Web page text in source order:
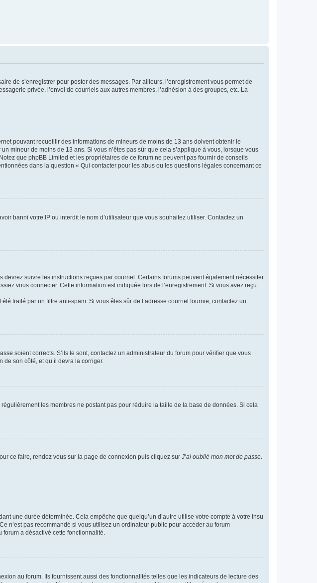
de s’enregistrer pour poster des messages. Par ailleurs, l’enregistrement vous permet de
privée, l’envoi de courriels aux autres membres, l’adhésion à des groupes, etc. La
pouvant recueillir des informations de mineurs de moins de 13 ans doivent obtenir le
mineur de moins de 13 ans. Si vous n’êtes pas sûr que cela s’applique à vous, lorsque vous
que phpBB Limited et les propriétaires de ce forum ne peuvent pas fournir de conseils
dans la question « Qui contacter pour les abus ou les questions légales concernant ce
banni votre IP ou interdit le nom d’utilisateur que vous souhaitez utiliser. Contactez un
suivre les instructions reçues par courriel. Certains forums peuvent également nécessiter
vous connecter. Cette information est indiquée lors de l’enregistrement. Si vous avez reçu
traité par un filtre anti-spam. Si vous êtes sûr de l’adresse courriel fournie, contactez un
soient corrects. S’ils le sont, contactez un administrateur du forum pour vérifier que vous
son côté, et qu’il devra la corriger.
les membres ne postant pas pour réduire la taille de la base de données. Si cela
ce faire, rendez vous sur la page de connexion puis cliquez sur J’ai oublié mon mot de passe.
une durée déterminée. Cela empêche que quelqu’un d’autre utilise votre compte à votre insu
n’est pas recommandé si vous utilisez un ordinateur public pour accéder au forum
forum a désactivé cette fonctionnalité.
au forum. Ils fournissent aussi des fonctionnalités telles que les indicateurs de lecture des